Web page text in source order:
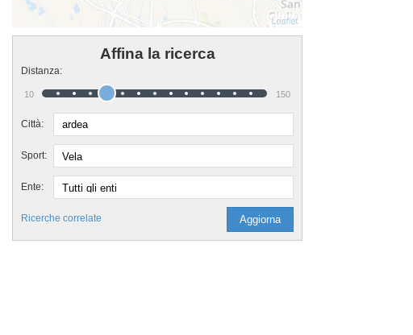
Affina la ricerca
Distanza:
10 150
Città:
Sport:
Ente:
Ricerche correlate